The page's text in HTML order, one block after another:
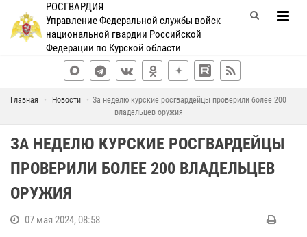
РОСГВАРДИЯ
Управление Федеральной службы войск
национальной гвардии Российской
Федерации по Курской области
Главная Новости
За неделю курские росгвардейцы проверили более 200
владельцев оружия
ЗА НЕДЕЛЮ КУРСКИЕ РОСГВАРДЕЙЦЫ
ПРОВЕРИЛИ БОЛЕЕ 200 ВЛАДЕЛЬЦЕВ
ОРУЖИЯ
07 мая 2024, 08:58